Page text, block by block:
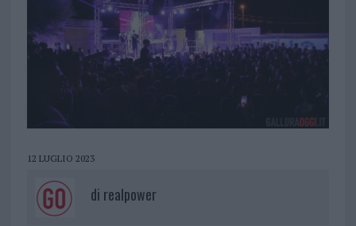
12 LUGLIO 2023
di realpower